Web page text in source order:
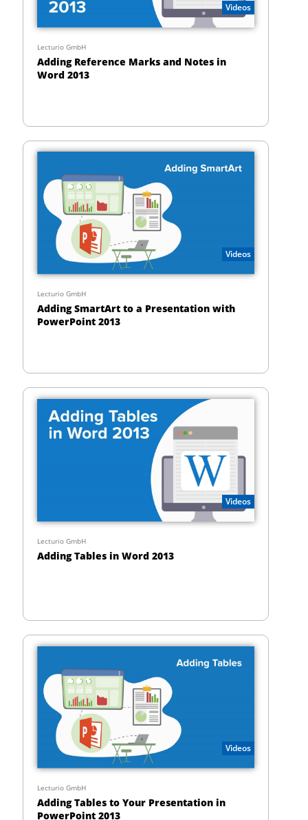
Videos
Lecturio GmbH
Adding Reference Marks and Notes in
Word 2013
Videos
Lecturio GmbH
Adding SmartArt to a Presentation with
PowerPoint 2013
Videos
Lecturio GmbH
Adding Tables in Word 2013
Videos
Lecturio GmbH
Adding Tables to Your Presentation in
PowerPoint 2013